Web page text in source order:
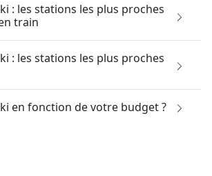
: les stations les plus proches
train
: les stations les plus proches
en fonction de votre budget ?